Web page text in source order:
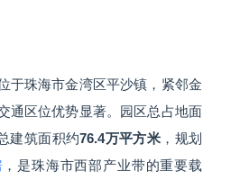
于珠海市金湾区平沙镇，紧邻金
通区位优势显著。园区总占地面
建筑面积约76.4万平方米 ，规划
，是珠海市西部产业带的重要载